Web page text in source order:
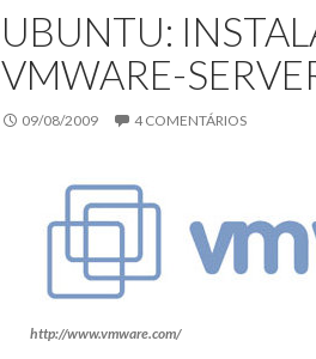
UBUNTU:
VMWARE-
09/08/2009 4 COMENTÁRIOS
http://www.vmware.com/